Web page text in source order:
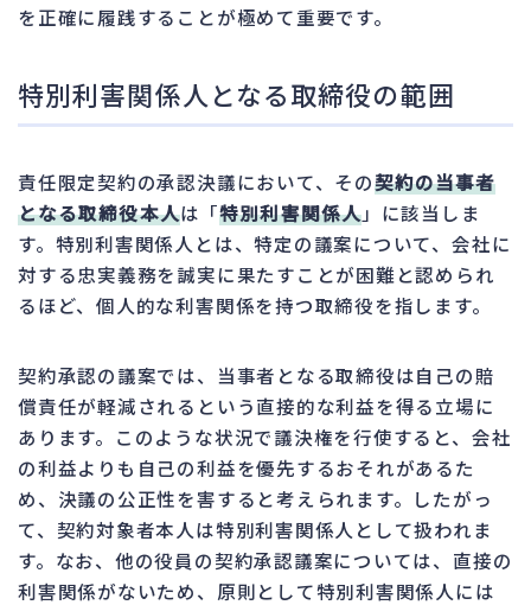
を正確に履践することが極めて重要です。
特別利害関係人となる取締役の範囲
責任限定契約の承認決議において、その契約の当事者
となる取締役本人は「特別利害関係人」に該当しま
す。特別利害関係人とは、特定の議案について、会社に
対する忠実義務を誠実に果たすことが困難と認められ
るほど、個人的な利害関係を持つ取締役を指します。
契約承認の議案では、当事者となる取締役は自己の賠
償責任が軽減されるという直接的な利益を得る立場に
あります。このような状況で議決権を行使すると、会社
の利益よりも自己の利益を優先するおそれがあるた
め、決議の公正性を害すると考えられます。したがっ
て、契約対象者本人は特別利害関係人として扱われま
す。なお、他の役員の契約承認議案については、直接の
利害関係がないため、原則として特別利害関係人には